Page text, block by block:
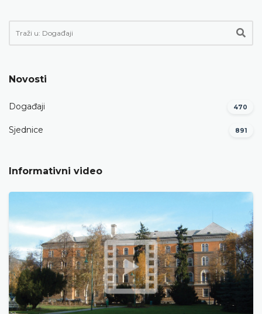
Novosti
Događaji 470
Sjednice 891
Informativni video